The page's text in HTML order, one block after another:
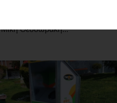
Μίκη Θεοδωράκη...